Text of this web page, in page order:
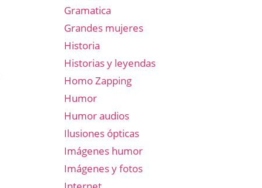
Gramatica
Grandes mujeres
Historia
Historias y leyendas
Homo Zapping
Humor
Humor audios
Ilusiones ópticas
Imágenes humor
Imágenes y fotos